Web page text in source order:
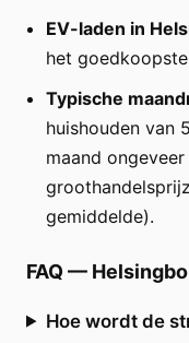
EV-laden in
het
Typische
huishouden van
maand
gemiddelde).
FAQ —
Hoe wordt de